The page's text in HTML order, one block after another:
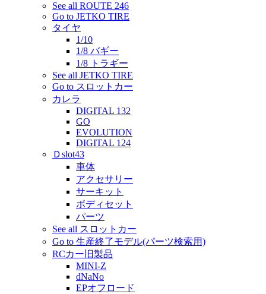
See all ROUTE 246
Go to JETKO TIRE
タイヤ
1/10
1/8 バギー
1/8 トラギー
See all JETKO TIRE
Go to スロットカー
カレラ
DIGITAL 132
GO
EVOLUTION
DIGITAL 124
Ｄslot43
車体
アクセサリー
サーキット
ボディセット
パーツ
See all スロットカー
Go to 生産終了モデル(パーツ検索用)
RCカー旧製品
MINI-Z
dNaNo
EPオフロード